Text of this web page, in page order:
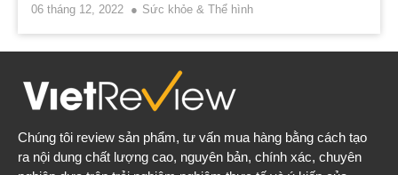
06 tháng 12, 2022 Sức khỏe & Thể hình
Chúng tôi review sản phẩm, tư vấn mua hàng bằng cách tạo
ra nội dung chất lượng cao, nguyên bản, chính xác, chuyên